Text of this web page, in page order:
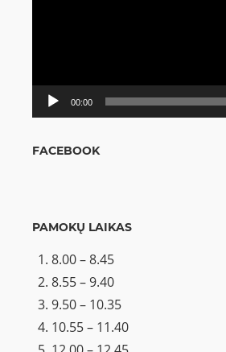
00:00
FACEBOOK
PAMOKŲ LAIKAS
8.00 – 8.45
8.55 – 9.40
9.50 – 10.35
10.55 – 11.40